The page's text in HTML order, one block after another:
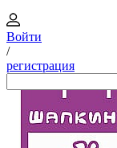
Войти
/
регистрация